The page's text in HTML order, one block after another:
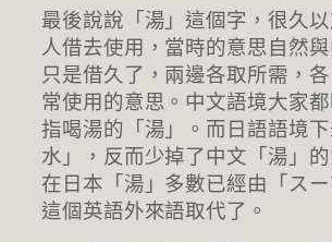
最後說說「湯」這個字，很久
人借去使用，當時的意思自然與
只是借久了，兩邊各取所需，
常使用的意思。中文語境大家
指喝湯的「湯」。而日語語境
水」，反而少掉了中文「湯」
在日本「湯」多數已經由「スー
這個英語外來語取代了。